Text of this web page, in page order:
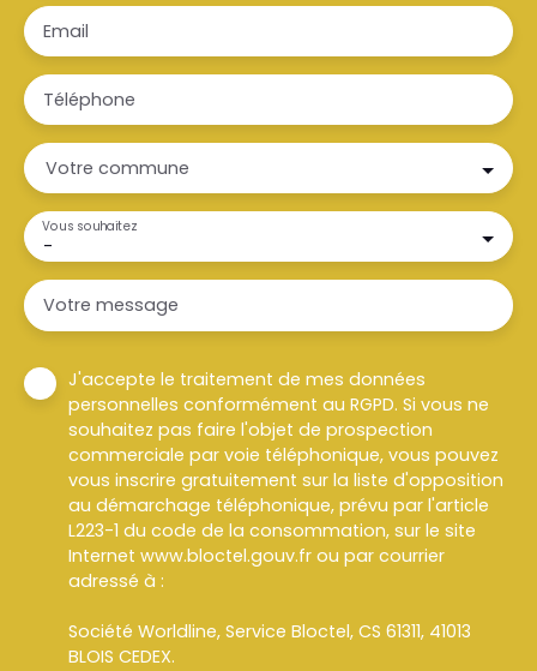
Email
Téléphone
Votre commune
-
Vous souhaitez
Votre message
J'accepte le traitement de mes données
personnelles conformément au RGPD. Si vous ne
souhaitez pas faire l'objet de prospection
commerciale par voie téléphonique, vous pouvez
vous inscrire gratuitement sur la liste d'opposition
au démarchage téléphonique, prévu par l'article
L223-1 du code de la consommation, sur le site
Internet www.bloctel.gouv.fr ou par courrier
adressé à :
Société Worldline, Service Bloctel, CS 61311, 41013
BLOIS CEDEX.